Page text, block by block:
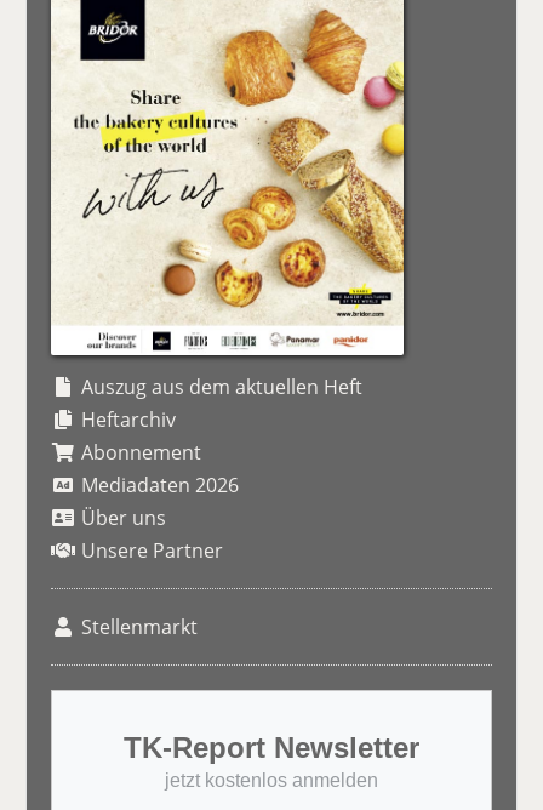
Auszug aus dem aktuellen Heft
Heftarchiv
Abonnement
Mediadaten 2026
Über uns
Unsere Partner
Stellenmarkt
TK-Report Newsletter
jetzt kostenlos anmelden